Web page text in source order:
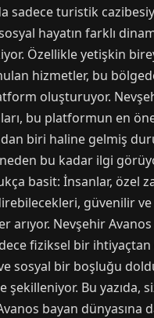
sadece turistik
hayatın farklı
Özellikle yetişkin
hizmetler, bu
oluşturuyor.
bu platformun en
biri haline gelmiş
bu kadar ilgi
basit: İnsanlar, özel
güvenilir
arıyor. Nevşehir
fiziksel bir
sosyal bir boşluğu
şekilleniyor. Bu yazıda,
bayan dünyasına